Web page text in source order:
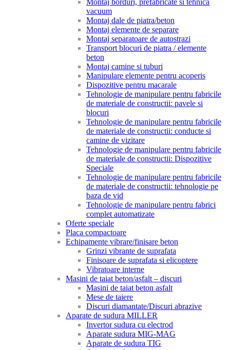
Montaj borduri, prefabricate si tehnica
vacuum
Montaj dale de piatra/beton
Montaj elemente de separare
Montaj separatoare de autostrazi
Transport blocuri de piatra / elemente
beton
Montaj camine si tuburi
Manipulare elemente pentru acoperis
Dispozitive pentru macarale
Tehnologie de manipulare pentru fabricile
de materiale de constructii: pavele si
blocuri
Tehnologie de manipulare pentru fabricile
de materiale de constructii: conducte si
camine de vizitare
Tehnologie de manipulare pentru fabricile
de materiale de constructii: Dispozitive
Speciale
Tehnologie de manipulare pentru fabricile
de materiale de constructii: tehnologie pe
baza de vid
Tehnologie de manipulare pentru fabrici
complet automatizate
Oferte speciale
Placa compactoare
Echipamente vibrare/finisare beton
Grinzi vibrante de suprafata
Finisoare de suprafata si elicoptere
Vibratoare interne
Masini de taiat beton/asfalt – discuri
Masini de taiat beton asfalt
Mese de taiere
Discuri diamantate/Discuri abrazive
Aparate de sudura MILLER
Invertor sudura cu electrod
Aparate sudura MIG-MAG
Aparate de sudura TIG